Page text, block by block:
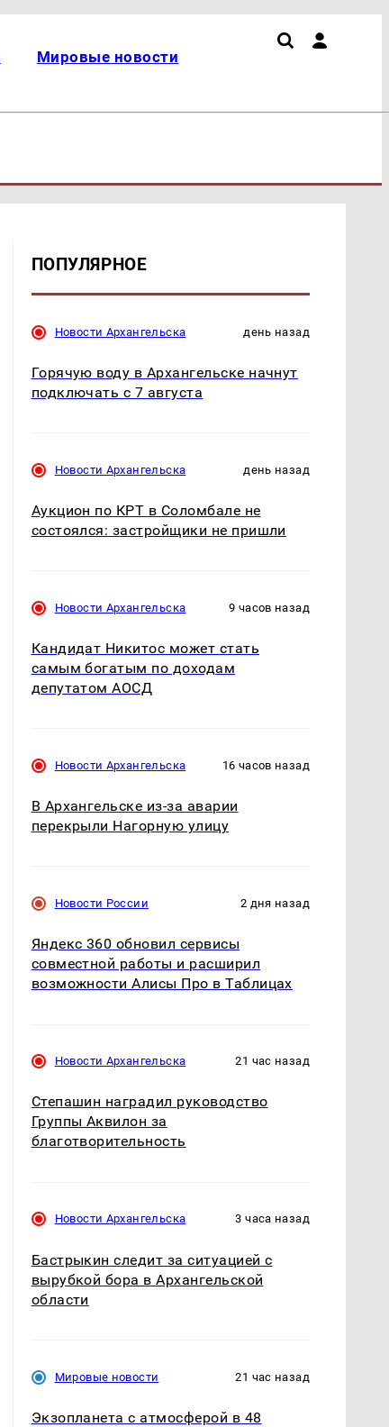
Мировые новости
В магазинах России
ажиотаж из-за этого
машину напали и
ПОПУЛЯРНОЕ
Новости Архангельска день назад
Горячую воду в Архангельске начнут
подключать с 7 августа
Новости Архангельска день назад
Аукцион по КРТ в Соломбале не
состоялся: застройщики не пришли
Новости Архангельска 9 часов назад
Кандидат Никитос может стать
самым богатым по доходам
депутатом АОСД
Новости Архангельска 16 часов назад
В Архангельске из-за аварии
перекрыли Нагорную улицу
Новости России 2 дня назад
Яндекс 360 обновил сервисы
совместной работы и расширил
возможности Алисы Про в Таблицах
Новости Архангельска 21 час назад
Степашин наградил руководство
Группы Аквилон за
благотворительность
Новости Архангельска 3 часа назад
Бастрыкин следит за ситуацией с
вырубкой бора в Архангельской
области
Мировые новости 21 час назад
Экзопланета с атмосферой в 48